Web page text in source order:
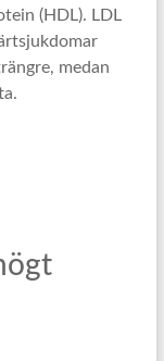
(HDL). LDL
medan